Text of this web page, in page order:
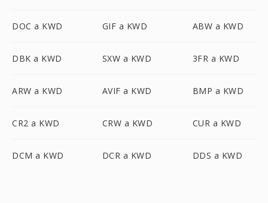
DOC a KWD GIF a KWD ABW a KWD
DBK a KWD SXW a KWD 3FR a KWD
ARW a KWD AVIF a KWD BMP a KWD
CR2 a KWD CRW a KWD CUR a KWD
DCM a KWD DCR a KWD DDS a KWD